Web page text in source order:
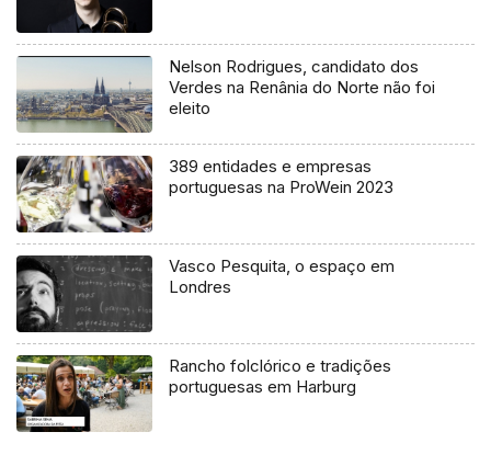
Nelson Rodrigues, candidato dos
Verdes na Renânia do Norte não foi
eleito
389 entidades e empresas
portuguesas na ProWein 2023
Vasco Pesquita, o espaço em
Londres
Rancho folclórico e tradições
portuguesas em Harburg